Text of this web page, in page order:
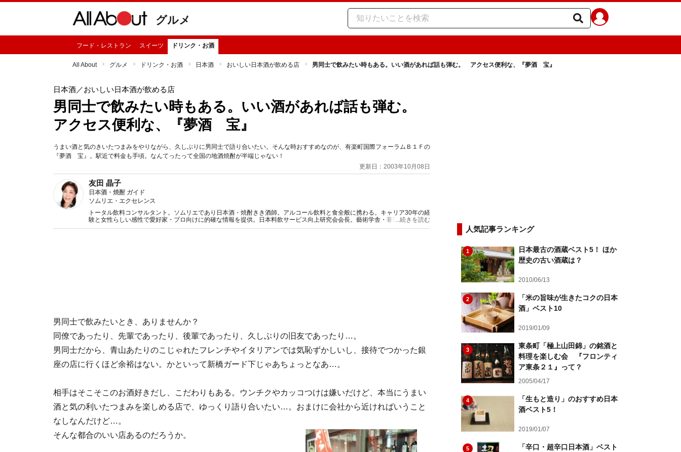
グルメ
フード・レストラン スイーツ ドリンク・お酒
All About グルメ ドリンク・お酒 日本酒 おいしい日本酒が飲める店 男同士で飲みたい時もある。いい酒があれば話も弾む。 アクセス便利な、『夢酒 宝』
日本酒／おいしい日本酒が飲める店
男同士で飲みたい時もある。いい酒があれば話も弾む。
アクセス便利な、『夢酒 宝』
うまい酒と気のきいたつまみをやりながら、久しぶりに男同士で語り合いたい。そんな時おすすめなのが、有楽町国際フォーラムＢ１Ｆの
『夢酒 宝』。駅近で料金も手頃。なんてったって全国の地酒焼酎が半端じゃない！
更新日：2003年10月08日
友田 晶子
日本酒・焼酎 ガイド
ソムリエ・エクセレンス
トータル飲料コンサルタント。ソムリエであり日本酒・焼酎きき酒師。アルコール飲料と食全般に携わる。キャリア30年の経
験と女性らしい感性で愛好家・プロ向けに的確な情報を提供。日本料飲サービス向上研究会会長。藝術学舎・非常勤講師。著
書多数。（一社）日本のSAKEとWINEを愛する女性の会（SAKE女の会）代表理事。
...続きを読む
男同士で飲みたいとき、ありませんか？
同僚であったり、先輩であったり、後輩であったり、久しぶりの旧友であったり…。
男同士だから、青山あたりのこじゃれたフレンチやイタリアンでは気恥ずかしいし、接待でつかった銀
座の店に行くほど余裕はない。かといって新橋ガード下じゃあちょっとなあ…。
相手はそこそこのお酒好きだし、こだわりもある。ウンチクやカッコつけは嫌いだけど、本当にうまい
酒と気の利いたつまみを楽しめる店で、ゆっくり語り合いたい…。おまけに会社から近ければいうこと
なしなんだけど…。
そんな都合のいい店あるのだろうか。
人気記事ランキング
1
日本最古の酒蔵ベスト5！ ほか
歴史の古い酒蔵は？
2010/06/13
2
「米の旨味が生きたコクの日本
酒」ベスト10
2019/01/09
3
東条町「極上山田錦」の銘酒と
料理を楽しむ会 『フロンティ
ア東条２１』って？
2005/04/17
4
「生もと造り」のおすすめ日本
酒ベスト5！
2019/01/07
5
「辛口・超辛口日本酒」ベスト